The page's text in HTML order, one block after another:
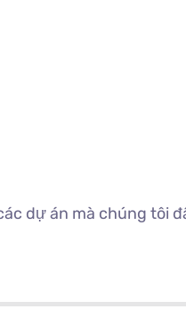
dự án mà chúng tôi